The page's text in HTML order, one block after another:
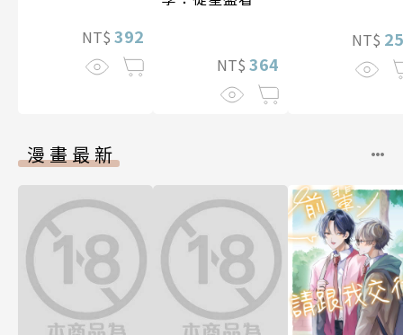
NT$ 392
NT$ 364
NT$
漫畫最新